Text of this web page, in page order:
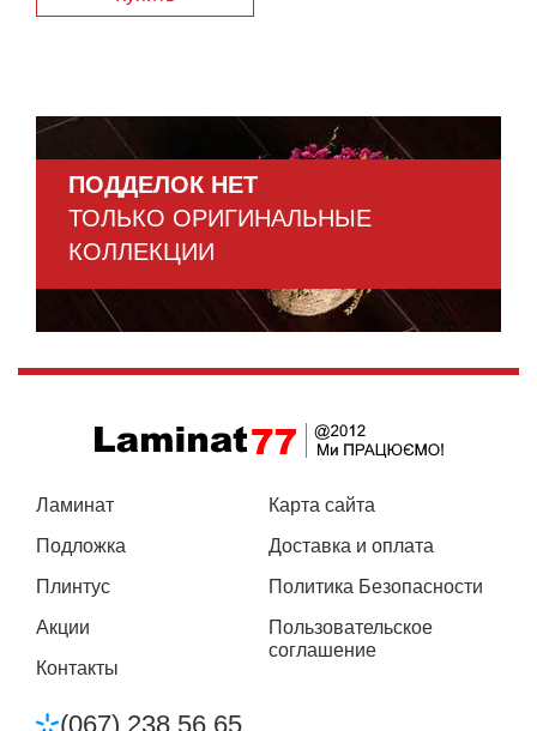
ПОДДЕЛОК НЕТ
ТОЛЬКО ОРИГИНАЛЬНЫЕ
КОЛЛЕКЦИИ
Ламинат
Подложка
Плинтус
Акции
Контакты
Карта сайта
Доставка и оплата
Политика Безопасности
Пользовательское
соглашение
(067) 238 56 65